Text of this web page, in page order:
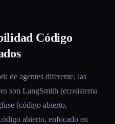
Código
de agentes diferente, las
son LangSmith (ecosistema
(código abierto,
abierto, enfocado en